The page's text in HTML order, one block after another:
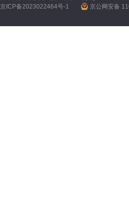
京ICP备2023022464号-1
京公网安备